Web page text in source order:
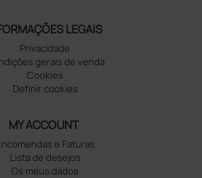
LEGAIS
Privacidade
gerais de venda
Cookies
Definir cookies
MY ACCOUNT
e Faturas
Lista de desejos
Os meus dados